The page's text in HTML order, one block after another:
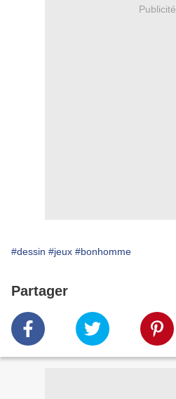
Publicité
#dessin #jeux #bonhomme
Partager